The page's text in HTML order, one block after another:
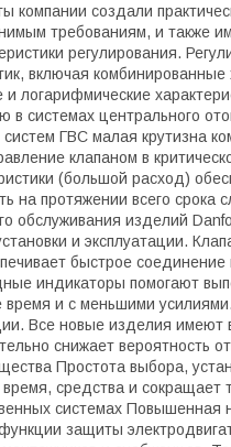
компании создали
требованиям, и
регулирования.
включая
логарифмические
в системах центрального
ГВС малая крутизна
клапаном в
(большой расход)
на протяжении всего
обслуживания изделий
и эксплуатации.
быстрое
индикаторы помогают
и с меньшими
Все новые изделия
снижает вероятность
Простота выбора,
время, средства и
системах Повышенная
защиты